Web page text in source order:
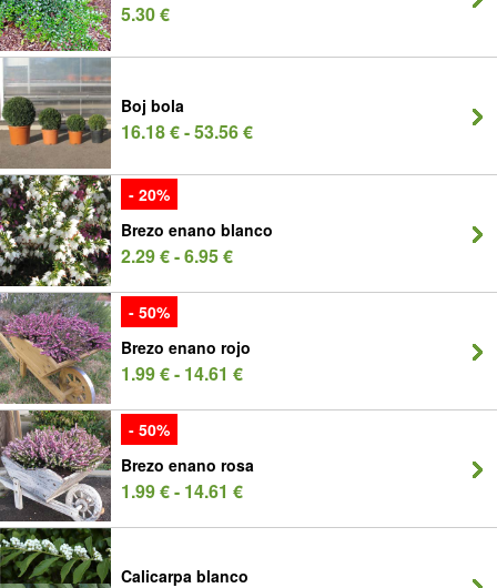
5.30 €
Boj bola
16.18 € - 53.56 €
- 20%
Brezo enano blanco
2.29 € - 6.95 €
- 50%
Brezo enano rojo
1.99 € - 14.61 €
- 50%
Brezo enano rosa
1.99 € - 14.61 €
Calicarpa blanco